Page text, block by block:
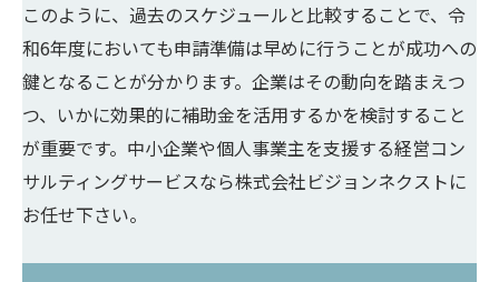
このように、過去のスケジュールと比較することで、令
和6年度においても申請準備は早めに行うことが成功への
鍵となることが分かります。企業はその動向を踏まえつ
つ、いかに効果的に補助金を活用するかを検討すること
が重要です。中小企業や個人事業主を支援する経営コン
サルティングサービスなら株式会社ビジョンネクストに
お任せ下さい。